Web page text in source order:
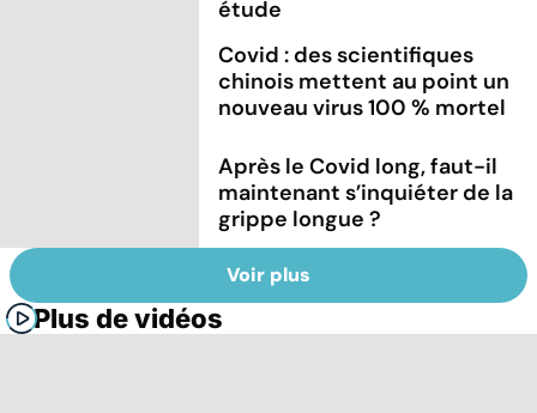
étude
Covid : des scientifiques
chinois mettent au point un
nouveau virus 100 % mortel
Après le Covid long, faut-il
maintenant s’inquiéter de la
grippe longue ?
Voir plus
Plus de vidéos